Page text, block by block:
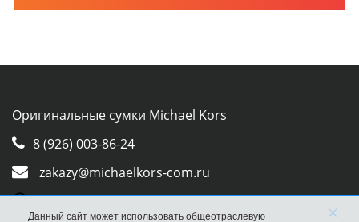
Оригинальные сумки Michael Kors
8 (926) 003-86-24
zakazy@michaelkors-com.ru
Whatsapp
Данный сайт может использовать общеотраслевую ×